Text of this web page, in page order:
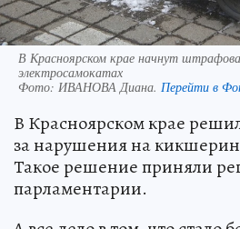
В Красноярском крае начнут
электросамокатах
Фото: ИВАНОВА Диана. Перейти в
В Красноярском крае
за нарушения на
Такое решение приняли
парламентарии.